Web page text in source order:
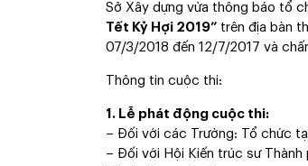
Sở Xây dựng vừa thông báo tổ
Tết Kỷ Hợi 2019” trên địa bàn
07/3/2018 đến 12/7/2017 và
Thông tin cuộc thi:
1. Lễ phát động cuộc thi:
– Đối với các Trường: Tổ chức
– Đối với Hội Kiến trúc sư